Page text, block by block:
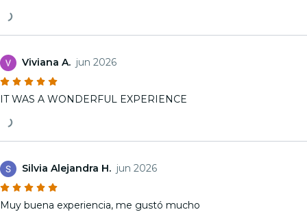
Viviana A. jun 2026
IT WAS A WONDERFUL EXPERIENCE
Silvia Alejandra H. jun 2026
Muy buena experiencia, me gustó mucho